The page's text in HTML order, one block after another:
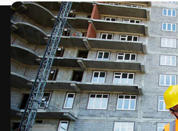
Vídeos
Clipes de vídeo
Animações
Modelos de vídeos
Ícones
Modelos 3D
A plataforma criativa para você direcionar
seu melhor trabalho. Mais de 1 milhão de
assinantes entre criativos, empresas,
agências e estúdios.
Português